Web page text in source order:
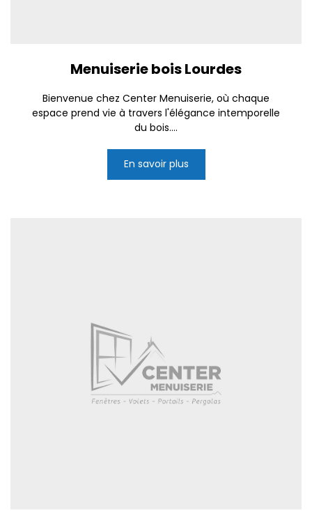
Menuiserie bois Lourdes
Bienvenue chez Center Menuiserie, où chaque
espace prend vie à travers l'élégance intemporelle
du bois....
En savoir plus